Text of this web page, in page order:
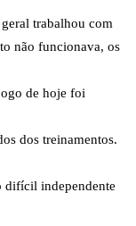
trabalhou com
não funcionava, os
de hoje foi
dos treinamentos.
difícil independente